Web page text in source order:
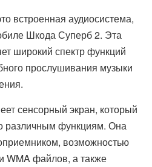
встроенная аудиосистема,
Шкода Суперб 2. Эта
широкий спектр функций
прослушивания музыки
сенсорный экран, который
различным функциям. Она
возможностью
WMA файлов, а также